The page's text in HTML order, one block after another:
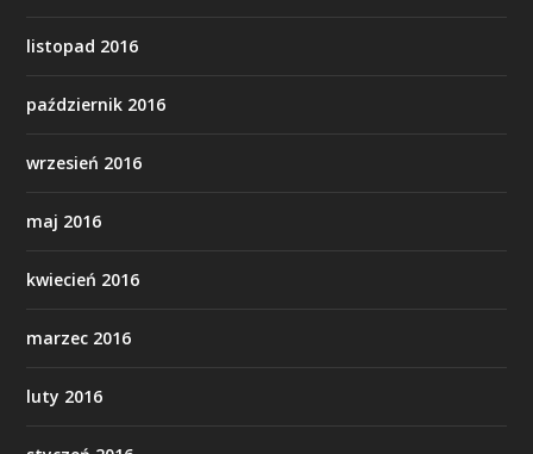
listopad 2016
październik 2016
wrzesień 2016
maj 2016
kwiecień 2016
marzec 2016
luty 2016